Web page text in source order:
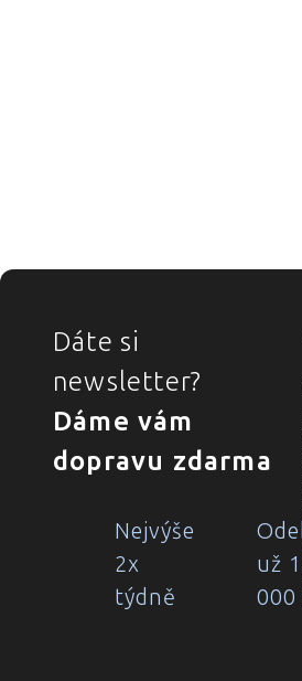
ZÁPATÍ
Dáte si
newsletter?
Dáme vám
dopravu zdarma
Nejvýše
2x
týdně
už